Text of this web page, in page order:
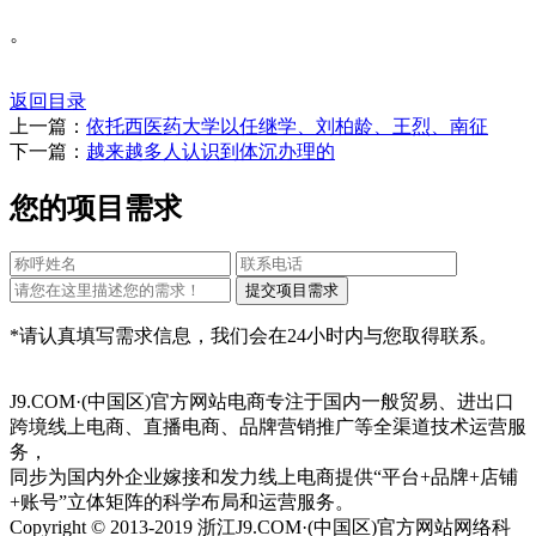
。
返回目录
上一篇： 依托西医药大学以任继学、刘柏龄、王烈、南征
下一篇： 越来越多人认识到体沉办理的
您的项目需求
*请认真填写需求信息，我们会在24小时内与您取得联系。
J9.COM·(中国区)官方网站电商专注于国内一般贸易、进出口
跨境线上电商、直播电商、品牌营销推广等全渠道技术运营服
务，
同步为国内外企业嫁接和发力线上电商提供“平台+品牌+店铺
+账号”立体矩阵的科学布局和运营服务。
Copyright © 2013-2019 浙江J9.COM·(中国区)官方网站网络科